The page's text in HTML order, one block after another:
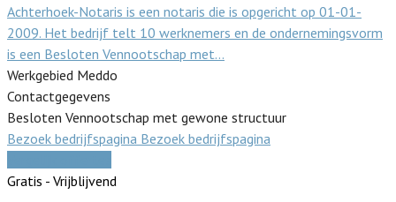
Achterhoek-Notaris is een notaris die is opgericht op 01-01-
2009. Het bedrijf telt 10 werknemers en de ondernemingsvorm
is een Besloten Vennootschap met…
Werkgebied Meddo
Contactgegevens
Besloten Vennootschap met gewone structuur
Bezoek bedrijfspagina Bezoek bedrijfspagina
Gratis - Vrijblijvend